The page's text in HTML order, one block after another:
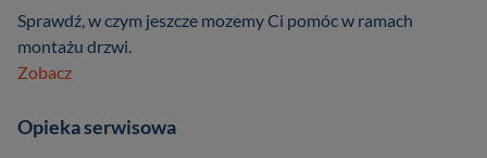
Sprawdź, w czym jeszcze mozemy Ci pomóc w ramach
montażu drzwi.
Zobacz
Opieka serwisowa